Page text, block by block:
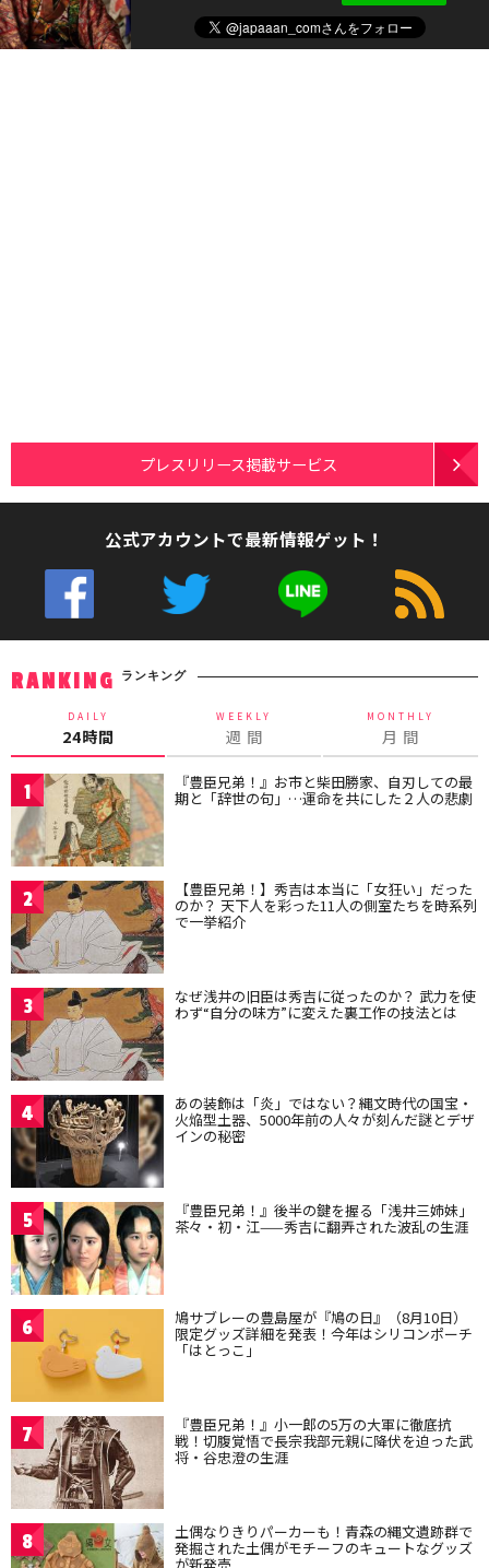
プレスリリース掲載サービス
公式アカウントで最新情報ゲット！
RANKING ランキング
DAILY
24時間
WEEKLY
週 間
MONTHLY
月 間
1 『豊臣兄弟！』お市と柴田勝家、自刃しての最
期と「辞世の句」…運命を共にした２人の悲劇
2 【豊臣兄弟！】秀吉は本当に「女狂い」だった
のか？ 天下人を彩った11人の側室たちを時系列
で一挙紹介
3 なぜ浅井の旧臣は秀吉に従ったのか？ 武力を使
わず“自分の味方”に変えた裏工作の技法とは
4 あの装飾は「炎」ではない？縄文時代の国宝・
火焔型土器、5000年前の人々が刻んだ謎とデザ
インの秘密
5 『豊臣兄弟！』後半の鍵を握る「浅井三姉妹」
茶々・初・江——秀吉に翻弄された波乱の生涯
6 鳩サブレーの豊島屋が『鳩の日』（8月10日）
限定グッズ詳細を発表！今年はシリコンポーチ
「はとっこ」
7 『豊臣兄弟！』小一郎の5万の大軍に徹底抗
戦！切腹覚悟で長宗我部元親に降伏を迫った武
将・谷忠澄の生涯
8 土偶なりきりパーカーも！青森の縄文遺跡群で
発掘された土偶がモチーフのキュートなグッズ